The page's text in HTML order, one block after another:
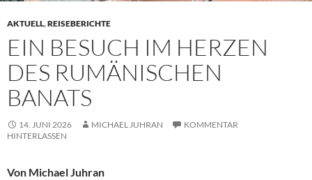
AKTUELL,REISEBERICHTE
EIN BESUCH IM HERZEN
DES RUMÄNISCHEN
BANATS
14. JUNI 2026 MICHAEL JUHRAN
KOMMENTAR
HINTERLASSEN
Von Michael Juhran